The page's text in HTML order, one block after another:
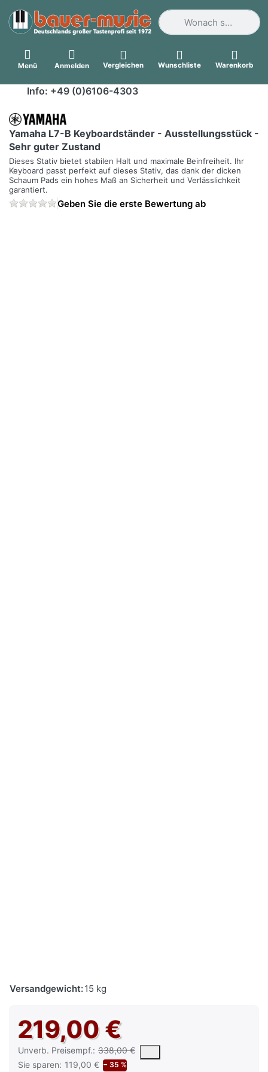
Geben Sie einen
Menü Anmelden Vergleichen Wunschliste Warenkorb
Info: +49 (0)6106-4303
Yamaha L7-B Keyboardständer - Ausstellungsstück -
Sehr guter Zustand
Dieses Stativ bietet stabilen Halt und maximale Beinfreiheit. Ihr
Keyboard passt perfekt auf dieses Stativ, das dank der dicken
Schaum Pads ein hohes Maß an Sicherheit und Verlässlichkeit
garantiert.
Geben Sie die erste Bewertung ab
Versandgewicht:15 kg
219,00 €
Unverb. Preisempf.: 338,00 €
Die UVP ist der vorgeschlagene oder empfohlene
Sie sparen: 119,00 € − 35 %